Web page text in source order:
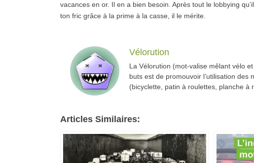
vacances en or. Il en a bien besoin. Après tout le lobbying
ton fric grâce à la prime à la casse, il le mérite.
Vélorution
La Vélorution (mot-valise mêlant vélo
buts est de promouvoir l’utilisation
(bicyclette, patin à roulettes, planche à
Articles Similaires: